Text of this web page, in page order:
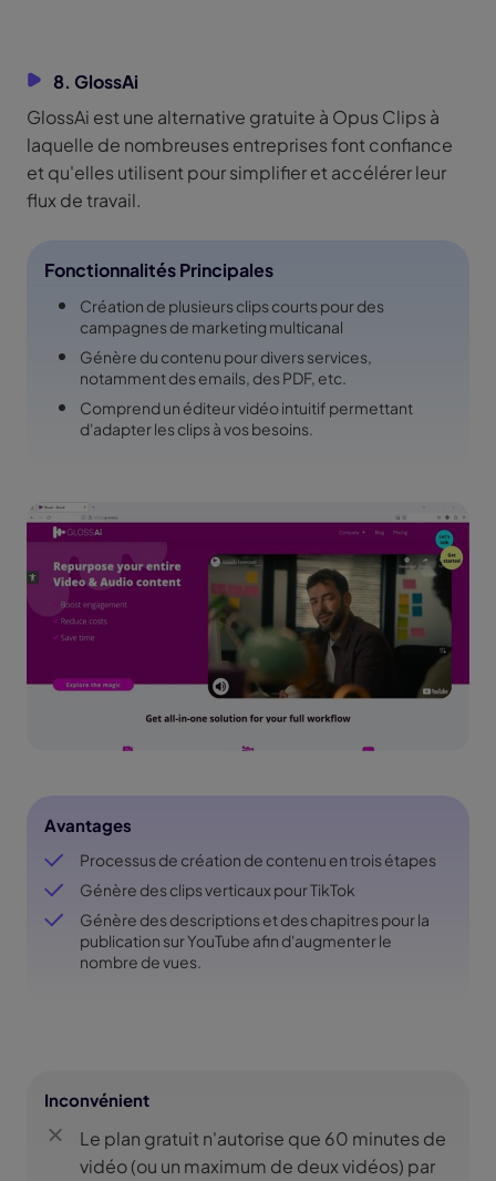
8. GlossAi
GlossAi est une alternative gratuite à Opus Clips à
laquelle de nombreuses entreprises font confiance
et qu'elles utilisent pour simplifier et accélérer leur
flux de travail.
Fonctionnalités Principales
Création de plusieurs clips courts pour des
campagnes de marketing multicanal
Génère du contenu pour divers services,
notamment des emails, des PDF, etc.
Comprend un éditeur vidéo intuitif permettant
d'adapter les clips à vos besoins.
Avantages
Processus de création de contenu en trois étapes
Génère des clips verticaux pour TikTok
Génère des descriptions et des chapitres pour la
publication sur YouTube afin d'augmenter le
nombre de vues.
Inconvénient
Le plan gratuit n'autorise que 60 minutes de
vidéo (ou un maximum de deux vidéos) par